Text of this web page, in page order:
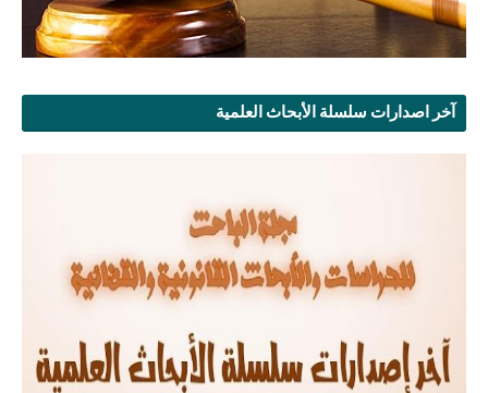
آخر اصدارات سلسلة الأبحاث العلمية